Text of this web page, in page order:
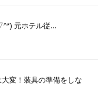
元ホテル従...
変！装具の準備をしな